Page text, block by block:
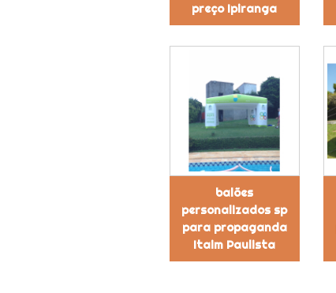
preço Ipiranga
balões
personalizados sp
para propaganda
Itaim Paulista